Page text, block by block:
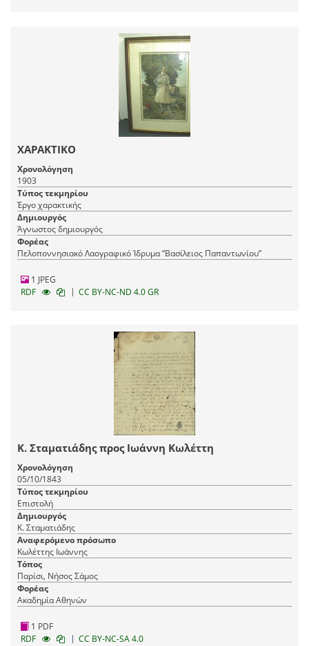
ΧΑΡΑΚΤΙΚΟ
Χρονολόγηση
1903
Τύπος τεκμηρίου
Έργο χαρακτικής
Δημιουργός
Άγνωστος δημιουργός
Φορέας
Πελοποννησιακό Λαογραφικό Ίδρυμα “Βασίλειος Παπαντωνίου”
1 JPEG
RDF
| CC BY-NC-ND 4.0 GR
Κ. Σταματιάδης προς Ιωάννη Κωλέττη
Χρονολόγηση
05/10/1843
Τύπος τεκμηρίου
Επιστολή
Δημιουργός
Κ. Σταματιάδης
Αναφερόμενο πρόσωπο
Κωλέττης Ιωάννης
Τόπος
Παρίσι, Nήσος Σάμος
Φορέας
Ακαδημία Αθηνών
1 PDF
RDF
| CC BY-NC-SA 4.0